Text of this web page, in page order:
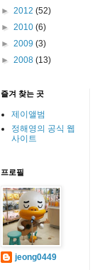
► 2012 (52)
► 2010 (6)
► 2009 (3)
► 2008 (13)
즐겨 찾는 곳
제이앨범
정해영의 공식 웹
사이트
프로필
jeong0449